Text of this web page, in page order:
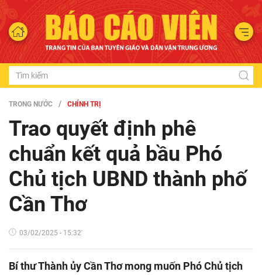
TRONG NƯỚC CHÍNH TRỊ
Trao quyết định phê
chuẩn kết quả bầu Phó
Chủ tịch UBND thành phố
Cần Thơ
03/02/2025 - 15:32'
Bí thư Thành ủy Cần Thơ mong muốn Phó Chủ tịch